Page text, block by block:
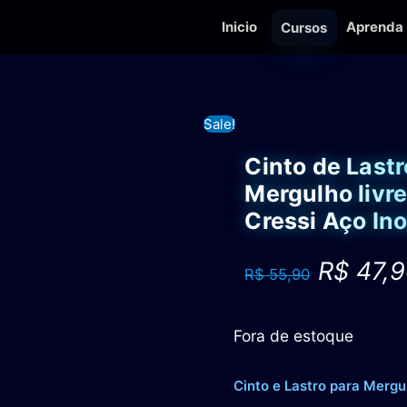
Inicio Cursos Aprenda
Sale!
Cinto de
Mergulho
Cressi Aço
R$55,90 O
preço
era:
R$
Fora de estoque
Cinto e Lastro para